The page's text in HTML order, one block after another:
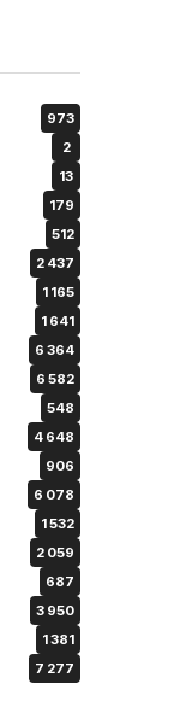
973
2
13
179
512
2 437
1 165
1 641
6 364
6 582
548
4 648
906
6 078
1 532
2 059
687
3 950
1 381
7 277